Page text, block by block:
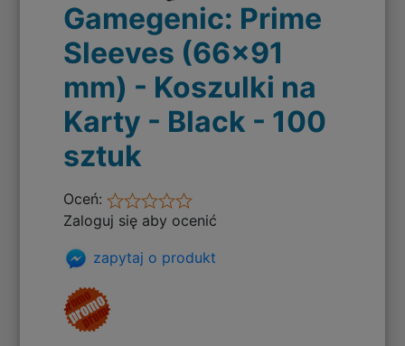
Gamegenic: Prime
Sleeves (66x91
mm) - Koszulki na
Karty - Black - 100
sztuk
Oceń:
Zaloguj się aby ocenić
zapytaj o produkt